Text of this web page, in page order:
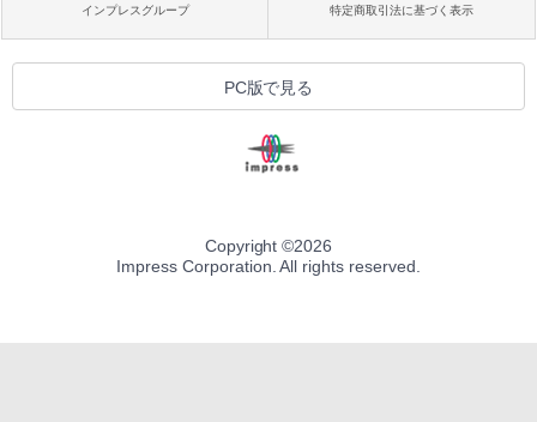
インプレスグループ 特定商取引法に基づく表示
PC版で見る
Copyright ©2026
Impress Corporation. All rights reserved.